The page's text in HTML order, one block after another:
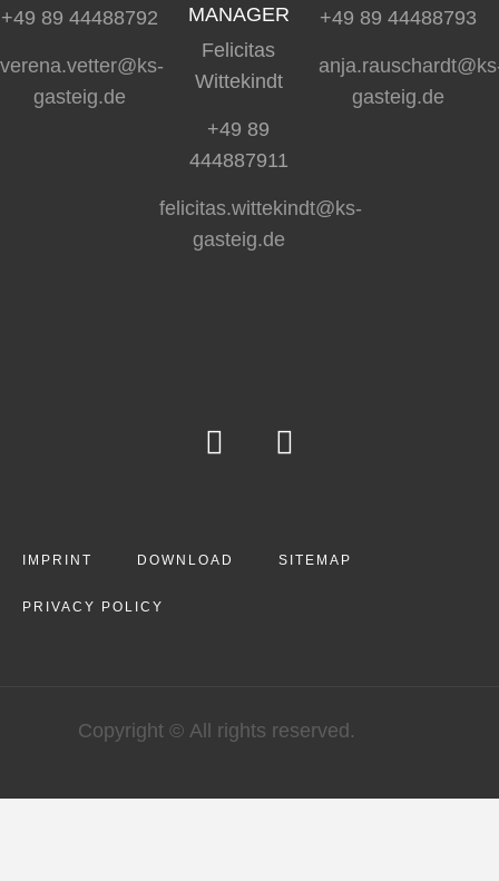
+49 89 44488792
verena.vetter@ks-
gasteig.de
MANAGER
Felicitas
Wittekindt
+49 89
444887911
felicitas.wittekindt@ks-
gasteig.de
+49 89 44488793
gasteig.de
IMPRINT DOWNLOAD SITEMAP
PRIVACY POLICY
Copyright © All rights reserved.